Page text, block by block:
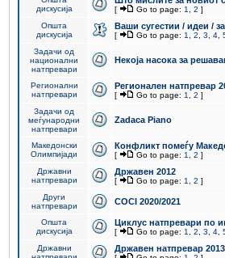
дискусија
[ Go to page: 1 2 ]
Општа
дискусија
Ваши сугестии / идеи /
[ Go to page: 1 2 3 4
Задачи од
национални
натпревари
Некоја насока за
Регионални
натпревари
Регионален натпревар
[ Go to page: 1 2 ]
Задачи од
меѓународни
натпревари
Zadaca Piano
Македонски
Олимпијади
Конфликт помеѓу
[ Go to page: 1 2 ]
Државни
натпревари
Државен 2012
[ Go to page: 1 2 ]
Други
натпревари
COCI 2020/2021
Општа
дискусија
Циклус натпревари по
[ Go to page: 1 2 3 4
Државни
Државен натпревар 2013